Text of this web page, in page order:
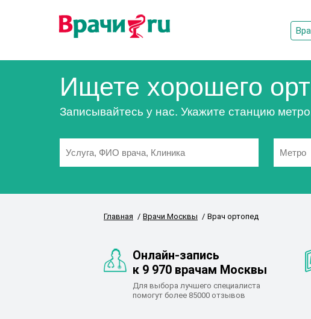
Ищете хорошего
Записывайтесь у нас. Укажите станцию
Главная Врачи Москвы Врач ортопед
Онлайн-запись
к 9 970 врачам Москвы
Для выбора лучшего специалиста
помогут более 85000 отзывов